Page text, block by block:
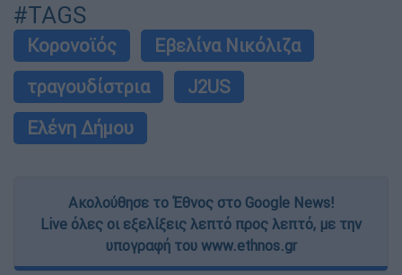
#TAGS
Κορονοϊός
Εβελίνα Νικόλιζα
τραγουδίστρια
J2US
Ελένη Δήμου
Ακολούθησε το Έθνος στο Google News!
Live όλες οι εξελίξεις λεπτό προς λεπτό, με την
υπογραφή του www.ethnos.gr